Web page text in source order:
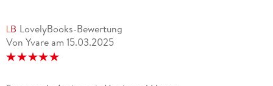
LovelyBooks-Bewertung
Von Yvare am 15.03.2025